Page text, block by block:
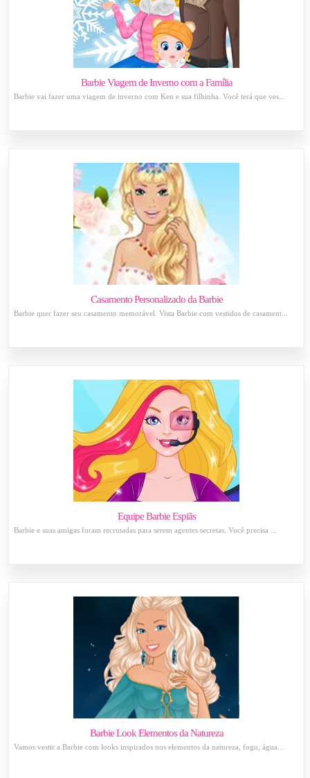
Barbie Viagem de Inverno com a Família
Barbie vai fazer uma viagem de inverno com Ken e sua filhinha. Você terá que ves...
Casamento Personalizado da Barbie
Barbie quer fazer seu casamento memorável. Vista Barbie com vestidos de casament...
Equipe Barbie Espiãs
Barbie e suas amigas foram recrutadas para serem agentes secretas. Você precisa ...
Barbie Look Elementos da Natureza
Vamos vestir a Barbie com looks inspirados nos elementos da natureza, fogo, água...